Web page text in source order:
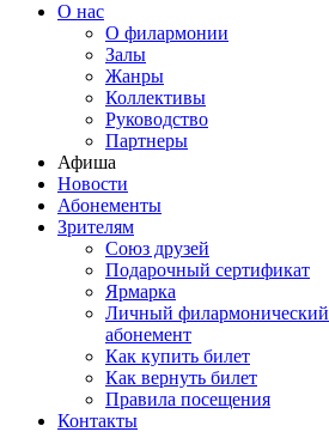
О нас
О филармонии
Залы
Жанры
Коллективы
Руководство
Партнеры
Афиша
Новости
Абонементы
Зрителям
Союз друзей
Подарочный сертификат
Ярмарка
Личный филармонический
абонемент
Как купить билет
Как вернуть билет
Правила посещения
Контакты